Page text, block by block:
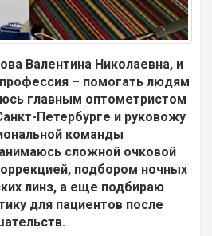
Валентина Николаевна, и
– помогать людям
главным оптометристом
Петербурге и руковожу
команды
сложной очковой
подбором ночных
линз, а еще подбираю
для пациентов после